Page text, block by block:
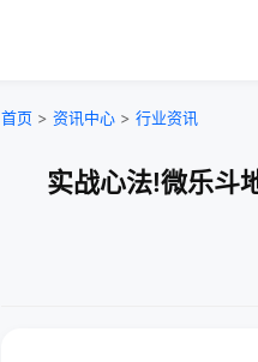
首页 > 资讯中心 > 行业资讯
实战心法!微乐斗